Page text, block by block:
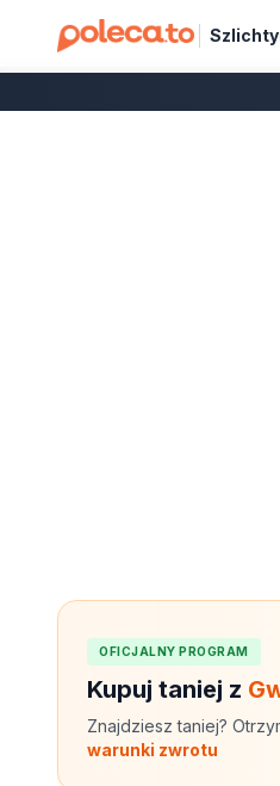
OFICJALNY PROGRAM
Kupuj taniej z
Znajdziesz taniej?
warunki zwrotu